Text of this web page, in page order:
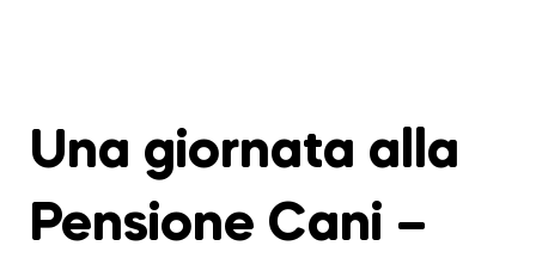
Una giornata alla
Pensione Cani –